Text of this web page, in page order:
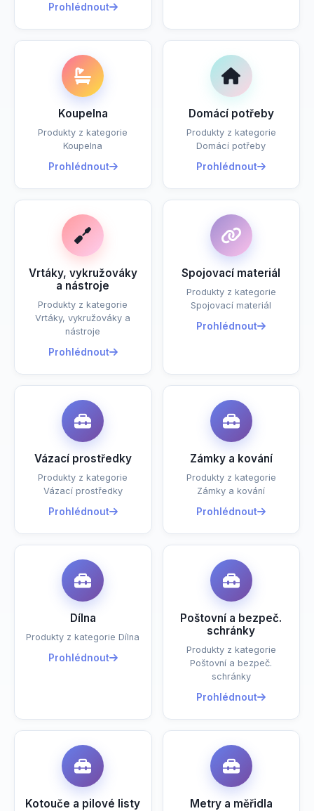
Prohlédnout
Koupelna
Produkty z kategorie
Koupelna
Prohlédnout
Domácí potřeby
Produkty z kategorie
Domácí potřeby
Prohlédnout
Vrtáky, vykružováky
a nástroje
Produkty z kategorie
Vrtáky, vykružováky a
nástroje
Prohlédnout
Spojovací materiál
Produkty z kategorie
Spojovací materiál
Prohlédnout
Vázací prostředky
Produkty z kategorie
Vázací prostředky
Prohlédnout
Zámky a kování
Produkty z kategorie
Zámky a kování
Prohlédnout
Dílna
Produkty z kategorie Dílna
Prohlédnout
Poštovní a bezpeč.
schránky
Produkty z kategorie
Poštovní a bezpeč.
schránky
Prohlédnout
Kotouče a pilové listy Metry a měřidla